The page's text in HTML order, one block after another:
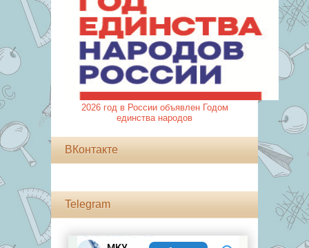
2026 год в России объявлен Годом
единства народов
ВКонтакте
Telegram